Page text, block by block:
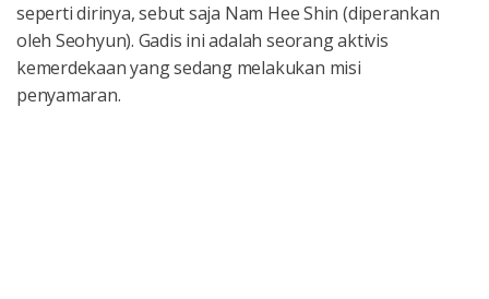
seperti dirinya, sebut saja Nam Hee Shin (diperankan
oleh Seohyun). Gadis ini adalah seorang aktivis
kemerdekaan yang sedang melakukan misi
penyamaran.